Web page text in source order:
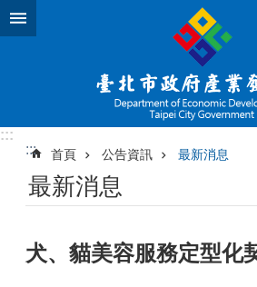
跳到主要內容區塊
:::
:::
首頁 公告資訊 最新消息
最新消息
犬、貓美容服務定型化